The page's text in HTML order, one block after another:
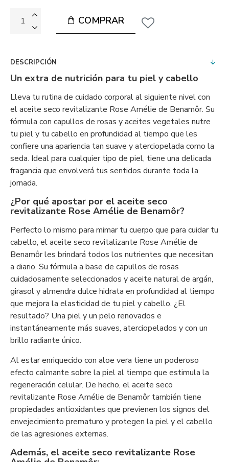
COMPRAR
DESCRIPCIÓN
Un extra de nutrición para tu piel y cabello
Lleva tu rutina de cuidado corporal al siguiente nivel con
el aceite seco revitalizante Rose Amélie de Benamôr. Su
fórmula con capullos de rosas y aceites vegetales nutre
tu piel y tu cabello en profundidad al tiempo que les
confiere una apariencia tan suave y aterciopelada como la
seda. Ideal para cualquier tipo de piel, tiene una delicada
fragancia que envolverá tus sentidos durante toda la
jornada.
¿Por qué apostar por el aceite seco
revitalizante Rose Amélie de Benamôr?
Perfecto lo mismo para mimar tu cuerpo que para cuidar tu
cabello, el aceite seco revitalizante Rose Amélie de
Benamôr les brindará todos los nutrientes que necesitan
a diario. Su fórmula a base de capullos de rosas
cuidadosamente seleccionados y aceite natural de argán,
girasol y almendra dulce hidrata en profundidad al tiempo
que mejora la elasticidad de tu piel y cabello. ¿El
resultado? Una piel y un pelo renovados e
instantáneamente más suaves, aterciopelados y con un
brillo radiante único.
Al estar enriquecido con aloe vera tiene un poderoso
efecto calmante sobre la piel al tiempo que estimula la
regeneración celular. De hecho, el aceite seco
revitalizante Rose Amélie de Benamôr también tiene
propiedades antioxidantes que previenen los signos del
envejecimiento prematuro y protegen la piel y el cabello
de las agresiones externas.
Además, el aceite seco revitalizante Rose